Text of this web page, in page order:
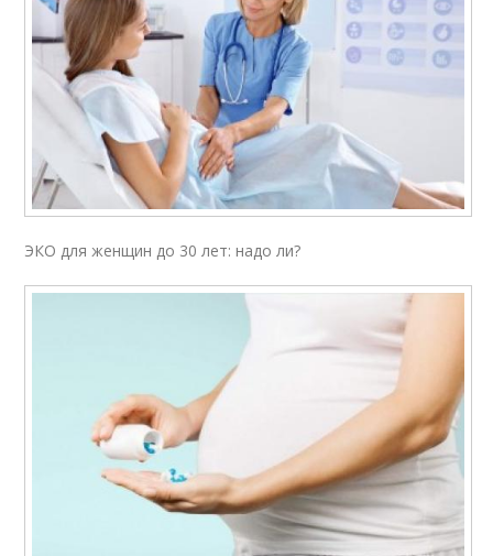
ЭКО для женщин до 30 лет: надо ли?